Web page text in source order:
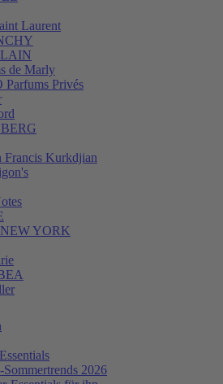
Laurent
de Marly
Privés
Francis Kurkdjian
YORK
Sommertrends 2026